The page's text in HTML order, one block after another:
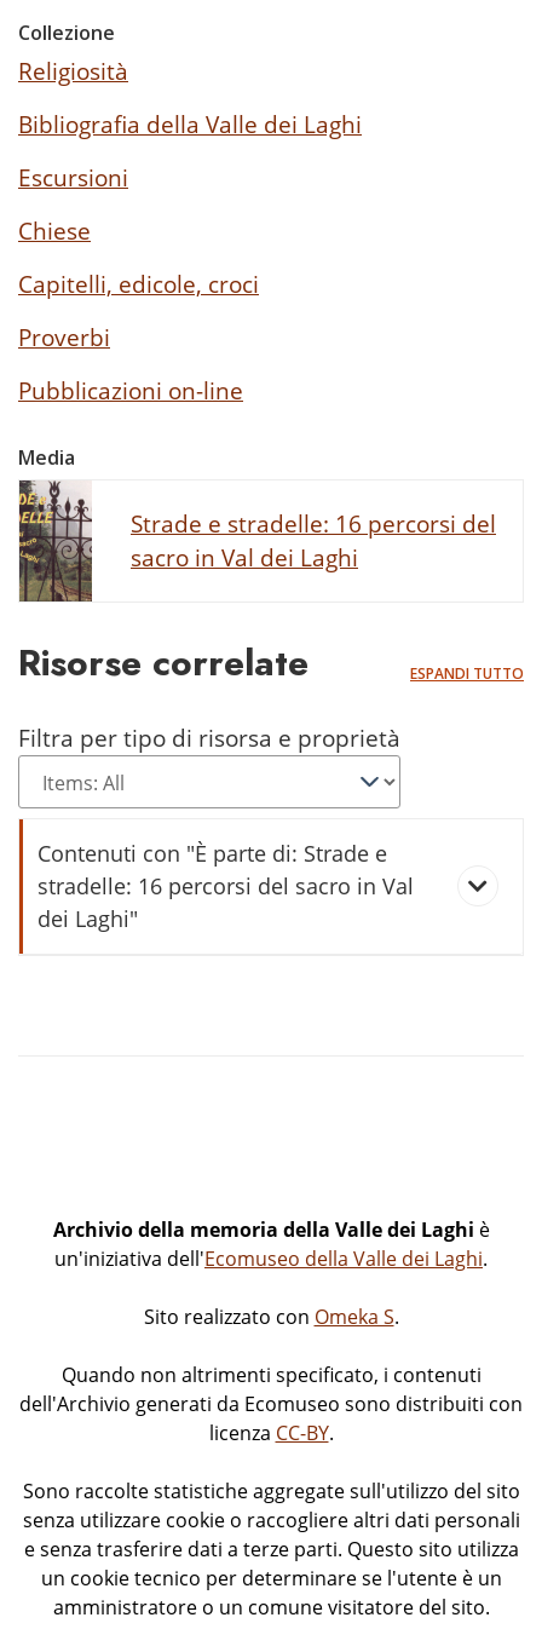
Collezione
Religiosità
Bibliografia della Valle dei Laghi
Escursioni
Chiese
Capitelli, edicole, croci
Proverbi
Pubblicazioni on-line
Media
Strade e stradelle: 16 percorsi del
sacro in Val dei Laghi
Risorse correlate ESPANDI TUTTO
Filtra per tipo di risorsa e proprietà
Contenuti con "È parte di: Strade e
stradelle: 16 percorsi del sacro in Val
dei Laghi"
Archivio della memoria della Valle dei Laghi è
un'iniziativa dell'Ecomuseo della Valle dei Laghi.
Sito realizzato con Omeka S.
Quando non altrimenti specificato, i contenuti
dell'Archivio generati da Ecomuseo sono distribuiti con
licenza CC-BY.
Sono raccolte statistiche aggregate sull'utilizzo del sito
senza utilizzare cookie o raccogliere altri dati personali
e senza trasferire dati a terze parti. Questo sito utilizza
un cookie tecnico per determinare se l'utente è un
amministratore o un comune visitatore del sito.